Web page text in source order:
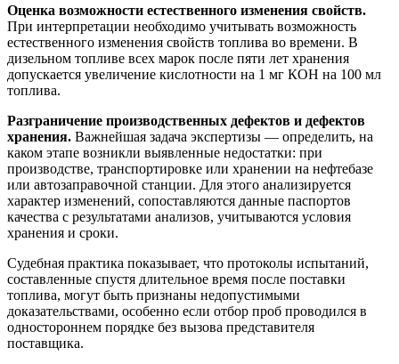
Оценка возможности естественного изменения свойств.
При интерпретации необходимо учитывать возможность
естественного изменения свойств топлива во времени. В
дизельном топливе всех марок после пяти лет хранения
допускается увеличение кислотности на 1 мг КОН на 100 мл
топлива.
Разграничение производственных дефектов и дефектов
хранения. Важнейшая задача экспертизы — определить, на
каком этапе возникли выявленные недостатки: при
производстве, транспортировке или хранении на нефтебазе
или автозаправочной станции. Для этого анализируется
характер изменений, сопоставляются данные паспортов
качества с результатами анализов, учитываются условия
хранения и сроки.
Судебная практика показывает, что протоколы испытаний,
составленные спустя длительное время после поставки
топлива, могут быть признаны недопустимыми
доказательствами, особенно если отбор проб проводился в
одностороннем порядке без вызова представителя
поставщика.